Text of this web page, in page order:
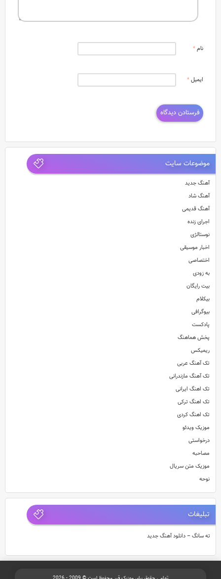
نام*
ایمیل*
موضوعات سایت
آهنگ جدید
آهنگ شاد
آهنگ قدیمی
اجرای زنده
نوستالژی
اخبار موسیقی
اختصاصی
به زودی
بیت رایگان
بیکلام
بیوگرافی
پادکست
پخش هماهنگ
ریمیکس
تک آهنگ عربی
تک آهنگ مازندرانی
تک اهنگ ایرانی
تک اهنگ ترکی
تک اهنگ کردی
موزیک ویدئو
درخواستی
مصاحبه
موزیک متن سریال
نوحه
تبلیغات
ته سانگ – دانلود آهنگ جدید